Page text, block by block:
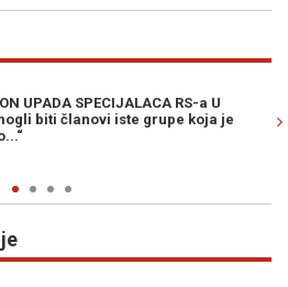
UPADA SPECIJALACA RS-a U
biti članovi iste grupe koja je